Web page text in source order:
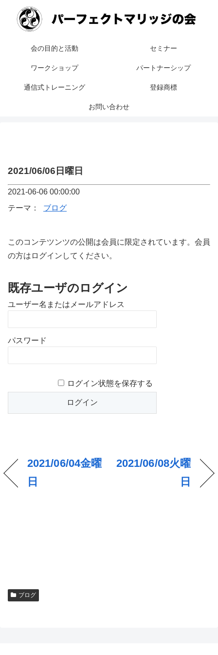
会の目的と活動 セミナー
ワークショップ パートナーシップ
通信式トレーニング 登録商標
お問い合わせ
2021/06/06日曜日
2021-06-06 00:00:00
テーマ：
ブログ
このコンテツンツの公開は会員に限定されています。会員
の方はログインしてください。
既存ユーザのログイン
ユーザー名またはメールアドレス
パスワード
ログイン状態を保存する
2021/06/04金曜
日
2021/06/08火曜
日
ブログ